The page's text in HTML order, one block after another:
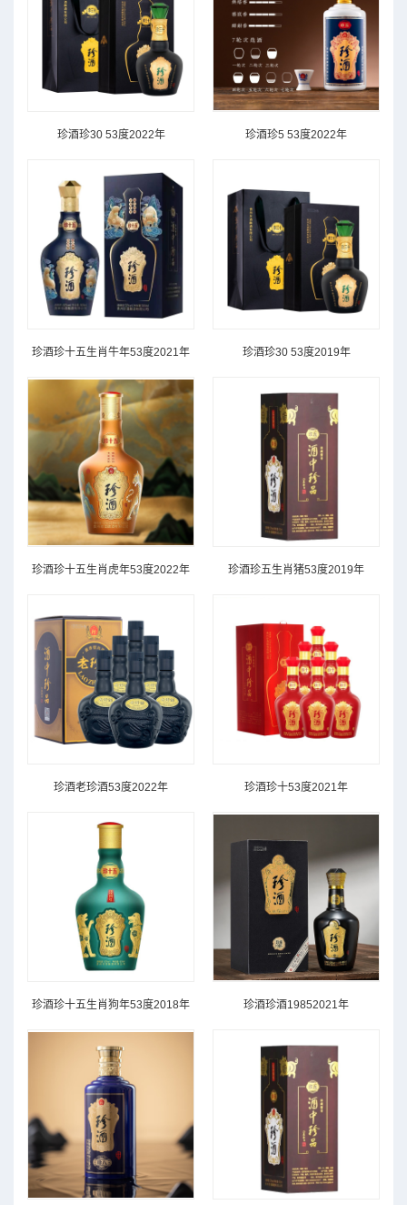
珍酒珍30 53度2022年 珍酒珍5 53度2022年
珍酒珍十五生肖牛年53度2021年 珍酒珍30 53度2019年
珍酒珍十五生肖虎年53度2022年 珍酒珍五生肖猪53度2019年
珍酒老珍酒53度2022年 珍酒珍十53度2021年
珍酒珍十五生肖狗年53度2018年 珍酒珍酒19852021年